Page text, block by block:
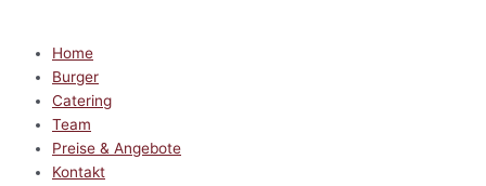
Home
Burger
Catering
Team
Preise & Angebote
Kontakt